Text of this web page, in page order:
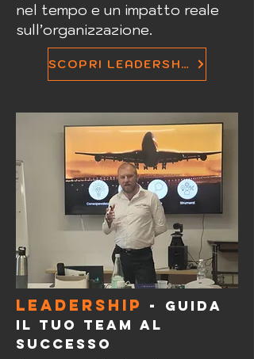
nel tempo e un impatto reale
sull’organizzazione.
SCOPRI LEADERSHIP
LEADERSHIP - Guida
il tuo team al
successo